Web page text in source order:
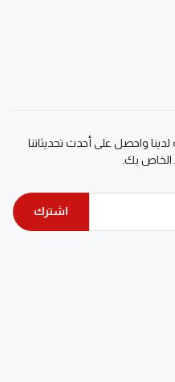
واحصل على أحدث تحديثاتنا
الخاص بك.
اشترك